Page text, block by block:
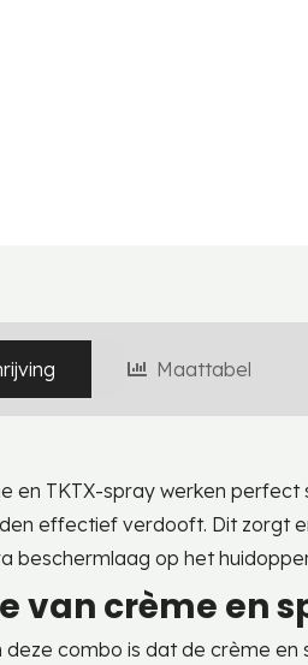
Maattabel
en TKTX-spray werken
effectief verdooft. Dit zorgt
beschermlaag op het
van crème en
deze combo is dat de crème